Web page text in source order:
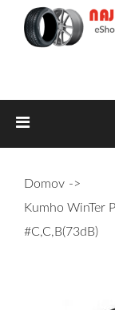
Letné pneumatiky
Dodávkové +
Domov
Kumho WinTer
#C,C,B(73dB)